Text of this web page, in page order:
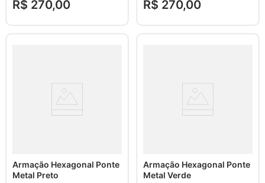
R$ 270,00 R$ 270,00
Armação Hexagonal Ponte
Metal Preto
Armação Hexagonal Ponte
Metal Verde